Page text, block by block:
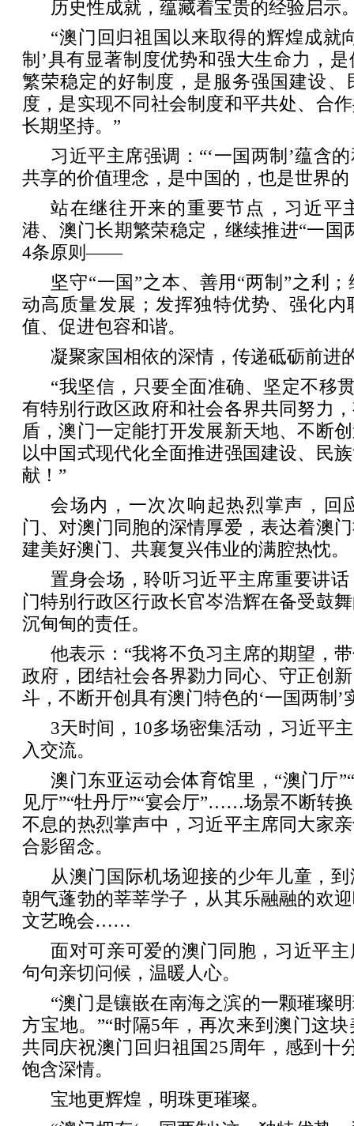
历史性成就，蕴藏着宝贵的经验启示
“澳门回归祖国以来取得的辉煌成就
制’具有显著制度优势和强大生命力，
繁荣稳定的好制度，是服务强国建设、
度，是实现不同社会制度和平共处、合
长期坚持。”
习近平主席强调：“‘一国两制’蕴含
共享的价值理念，是中国的，也是世界
站在继往开来的重要节点，习近平
港、澳门长期繁荣稳定，继续推进“一国
4条原则——
坚守“一国”之本、善用“两制”之利
动高质量发展；发挥独特优势、强化内
值、促进包容和谐。
凝聚家国相依的深情，传递砥砺前进
“我坚信，只要全面准确、坚定不移
有特别行政区政府和社会各界共同努力
盾，澳门一定能打开发展新天地、不断
以中国式现代化全面推进强国建设、民
献！”
会场内，一次次响起热烈掌声，回
门、对澳门同胞的深情厚爱，表达着澳
建美好澳门、共襄复兴伟业的满腔热忱。
置身会场，聆听习近平主席重要讲
门特别行政区行政长官岑浩辉在备受鼓
沉甸甸的责任。
他表示：“我将不负习主席的期望，
政府，团结社会各界勠力同心、守正创
斗，不断开创具有澳门特色的‘一国两制’
3天时间，10多场密集活动，习近平
入交流。
澳门东亚运动会体育馆里，“澳门厅
见厅”“牡丹厅”“宴会厅”……场景不断转
不息的热烈掌声中，习近平主席同大家
合影留念。
从澳门国际机场迎接的少年儿童，
朝气蓬勃的莘莘学子，从其乐融融的欢
文艺晚会……
面对可亲可爱的澳门同胞，习近平
句句亲切问候，温暖人心。
“澳门是镶嵌在南海之滨的一颗璀璨
方宝地。”“时隔5年，再次来到澳门这
共同庆祝澳门回归祖国25周年，感到十
饱含深情。
宝地更辉煌，明珠更璀璨。